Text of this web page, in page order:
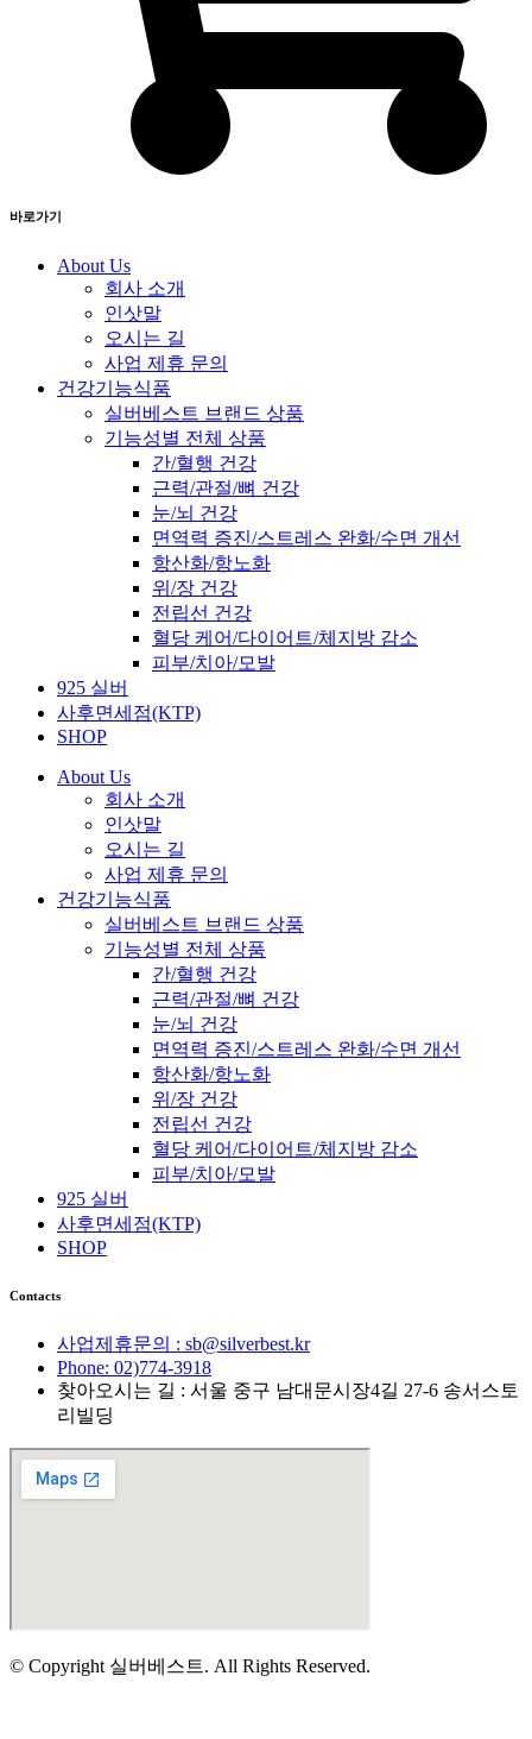
바로가기
About Us
회사 소개
인삿말
오시는 길
사업 제휴 문의
건강기능식품
실버베스트 브랜드 상품
기능성별 전체 상품
간/혈행 건강
근력/관절/뼈 건강
눈/뇌 건강
면역력 증진/스트레스 완화/수면 개선
항산화/항노화
위/장 건강
전립선 건강
혈당 케어/다이어트/체지방 감소
피부/치아/모발
925 실버
사후면세점(KTP)
SHOP
About Us
회사 소개
인삿말
오시는 길
사업 제휴 문의
건강기능식품
실버베스트 브랜드 상품
기능성별 전체 상품
간/혈행 건강
근력/관절/뼈 건강
눈/뇌 건강
면역력 증진/스트레스 완화/수면 개선
항산화/항노화
위/장 건강
전립선 건강
혈당 케어/다이어트/체지방 감소
피부/치아/모발
925 실버
사후면세점(KTP)
SHOP
Contacts
사업제휴문의 : sb@silverbest.kr
Phone: 02)774-3918
찾아오시는 길 : 서울 중구 남대문시장4길 27-6 송서스토
리빌딩
© Copyright 실버베스트. All Rights Reserved.